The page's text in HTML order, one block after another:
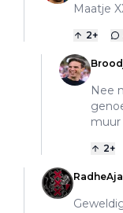
Maatje
2+
Nee
muur
2+